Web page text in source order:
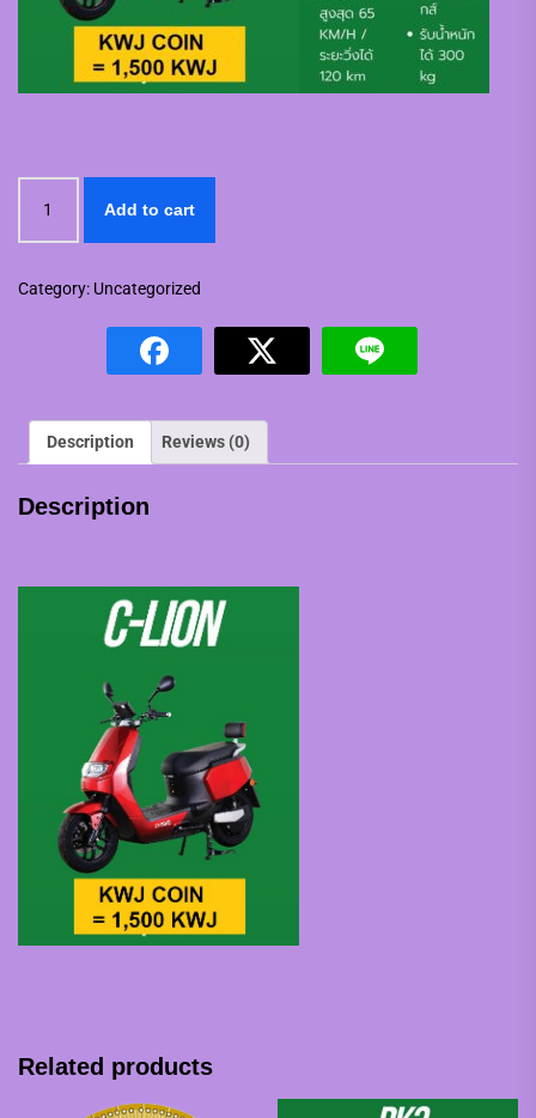
ไฟฟ้า
C-
quantity
Add to cart
Category: Uncategorized
Description Reviews (0)
Description
Related products